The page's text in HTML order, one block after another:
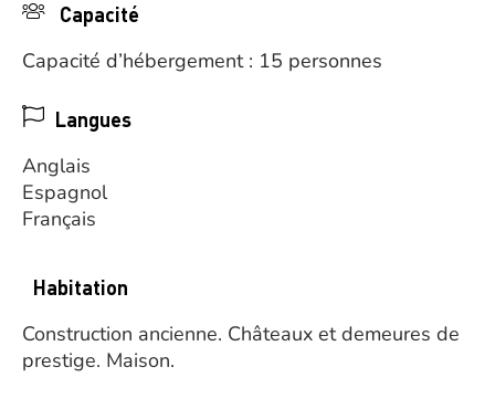
Capacité
Capacité d’hébergement : 15 personnes
Langues
Anglais
Espagnol
Français
Habitation
Construction ancienne. Châteaux et demeures de
prestige. Maison.